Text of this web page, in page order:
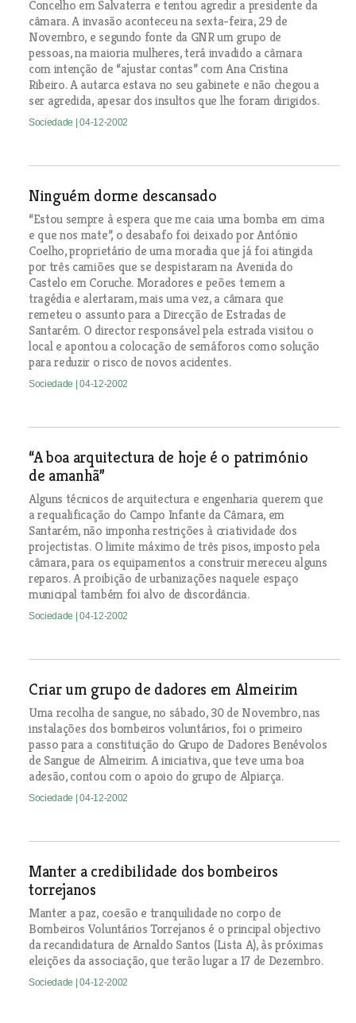
Concelho em Salvaterra e tentou agredir a presidente da
câmara. A invasão aconteceu na sexta-feira, 29 de
Novembro, e segundo fonte da GNR um grupo de
pessoas, na maioria mulheres, terá invadido a câmara
com intenção de “ajustar contas” com Ana Cristina
Ribeiro. A autarca estava no seu gabinete e não chegou a
ser agredida, apesar dos insultos que lhe foram dirigidos.
Sociedade | 04-12-2002
Ninguém dorme descansado
“Estou sempre à espera que me caia uma bomba em cima
e que nos mate”, o desabafo foi deixado por António
Coelho, proprietário de uma moradia que já foi atingida
por três camiões que se despistaram na Avenida do
Castelo em Coruche. Moradores e peões temem a
tragédia e alertaram, mais uma vez, a câmara que
remeteu o assunto para a Direcção de Estradas de
Santarém. O director responsável pela estrada visitou o
local e apontou a colocação de semáforos como solução
para reduzir o risco de novos acidentes.
Sociedade | 04-12-2002
“A boa arquitectura de hoje é o património
de amanhã”
Alguns técnicos de arquitectura e engenharia querem que
a requalificação do Campo Infante da Câmara, em
Santarém, não imponha restrições à criatividade dos
projectistas. O limite máximo de três pisos, imposto pela
câmara, para os equipamentos a construir mereceu alguns
reparos. A proibição de urbanizações naquele espaço
municipal também foi alvo de discordância.
Sociedade | 04-12-2002
Criar um grupo de dadores em Almeirim
Uma recolha de sangue, no sábado, 30 de Novembro, nas
instalações dos bombeiros voluntários, foi o primeiro
passo para a constituição do Grupo de Dadores Benévolos
de Sangue de Almeirim. A iniciativa, que teve uma boa
adesão, contou com o apoio do grupo de Alpiarça.
Sociedade | 04-12-2002
Manter a credibilidade dos bombeiros
torrejanos
Manter a paz, coesão e tranquilidade no corpo de
Bombeiros Voluntários Torrejanos é o principal objectivo
da recandidatura de Arnaldo Santos (Lista A), às próximas
eleições da associação, que terão lugar a 17 de Dezembro.
Sociedade | 04-12-2002